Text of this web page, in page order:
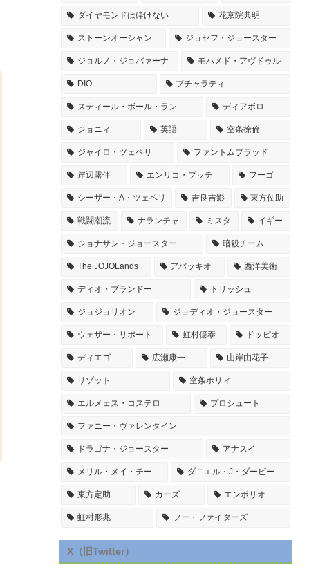
ダイヤモンドは砕けない 花京院典明
ストーンオーシャン ジョセフ・ジョースター
ジョルノ・ジョバァーナ モハメド・アヴドゥル
DIO ブチャラティ
スティール・ボール・ラン ディアボロ
ジョニィ 英語 空条徐倫
ジャイロ・ツェペリ ファントムブラッド
岸辺露伴 エンリコ・プッチ フーゴ
シーザー・A・ツェペリ 吉良吉影 東方仗助
戦闘潮流 ナランチャ ミスタ イギー
ジョナサン・ジョースター 暗殺チーム
The JOJOLands アバッキオ 西洋美術
ディオ・ブランドー トリッシュ
ジョジョリオン ジョディオ・ジョースター
ウェザー・リポート 虹村億泰 ドッピオ
ディエゴ 広瀬康一 山岸由花子
リゾット 空条ホリィ
エルメェス・コステロ プロシュート
ファニー・ヴァレンタイン
ドラゴナ・ジョースター アナスイ
メリル・メイ・チー ダニエル・J・ダービー
東方定助 カーズ エンポリオ
虹村形兆 フー・ファイターズ
X（旧Twitter）